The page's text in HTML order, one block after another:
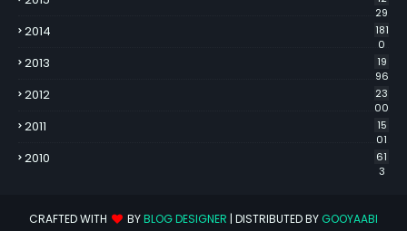
29
2014
181
0
2013
19
96
2012
23
00
2011
15
01
2010
61
3
CRAFTED WITH BYBLOG DESIGNER | DISTRIBUTED BY GOOYAABI